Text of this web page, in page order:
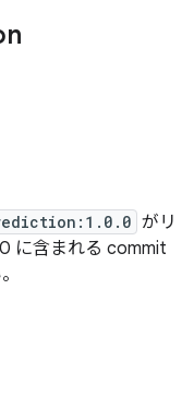
がリ
に含まれる commit